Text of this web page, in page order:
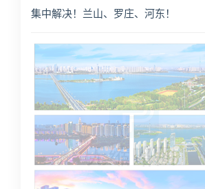
集中解决！兰山、罗庄、河东！